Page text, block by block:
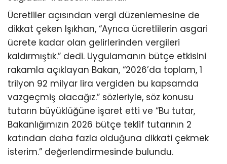
Ücretliler açısından vergi düzenlemesine de
dikkat çeken Işıkhan, “Ayrıca ücretlilerin asgari
ücrete kadar olan gelirlerinden vergileri
kaldırmıştık.” dedi. Uygulamanın bütçe etkisini
rakamla açıklayan Bakan, “2026’da toplam, 1
trilyon 92 milyar lira vergiden bu kapsamda
vazgeçmiş olacağız.” sözleriyle, söz konusu
tutarın büyüklüğüne işaret etti ve “Bu tutar,
Bakanlığımızın 2026 bütçe teklif tutarının 2
katından daha fazla olduğuna dikkati çekmek
isterim.” değerlendirmesinde bulundu.